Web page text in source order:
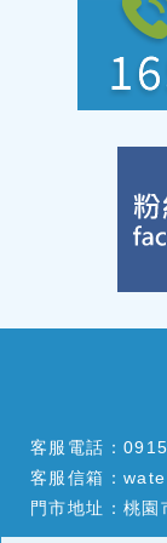
客服電話：
客服信箱：
門市地址：桃